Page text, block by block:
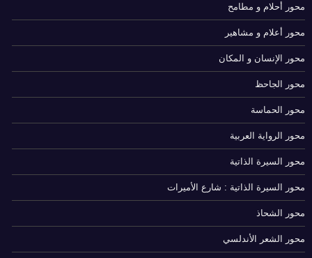
محور أحلام و مطامح
محور أعلام و مشاهير
محور الإنسان و المكان
محور الجاحظ
محور الحماسة
محور الرواية العربية
محور السيرة الذاتية
محور السيرة الذاتية : شارع الأميرات
محور الشحاذ
محور الشعر الأندلسي